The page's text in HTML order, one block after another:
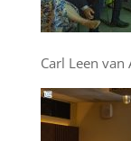
Carl Leen van